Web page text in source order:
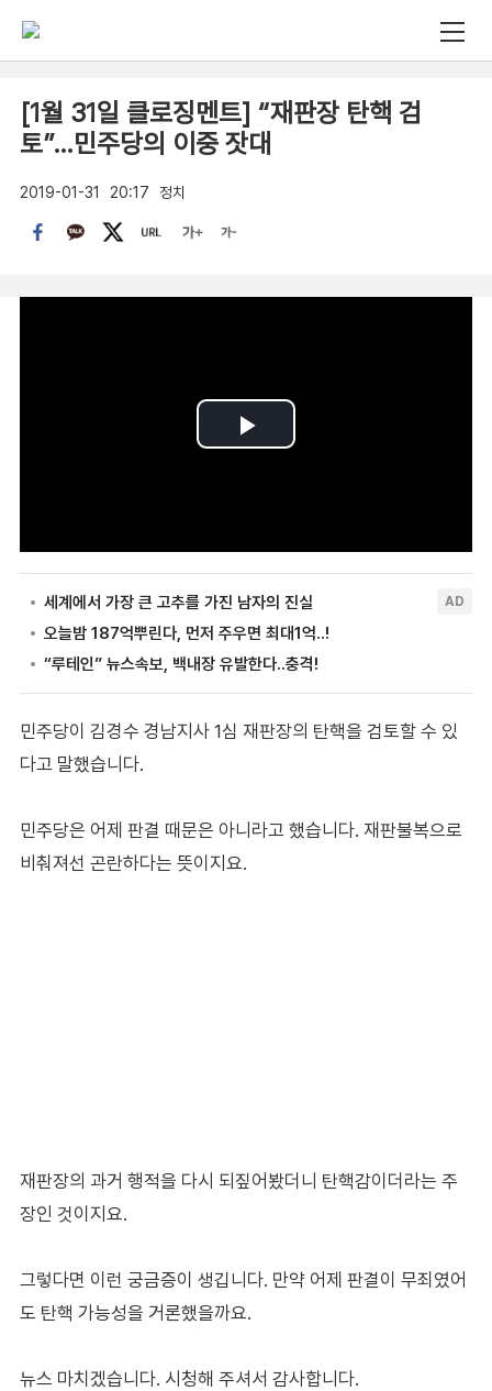
[1월 31일 클로징멘트] “재판장 탄핵 검
토”…민주당의 이중 잣대
2019-01-31 20:17 정치
민주당이 김경수 경남지사 1심 재판장의 탄핵을 검토할 수 있
다고 말했습니다.
민주당은 어제 판결 때문은 아니라고 했습니다. 재판불복으로
비춰져선 곤란하다는 뜻이지요.
재판장의 과거 행적을 다시 되짚어봤더니 탄핵감이더라는 주
장인 것이지요.
그렇다면 이런 궁금증이 생깁니다. 만약 어제 판결이 무죄였어
도 탄핵 가능성을 거론했을까요.
뉴스 마치겠습니다. 시청해 주셔서 감사합니다.